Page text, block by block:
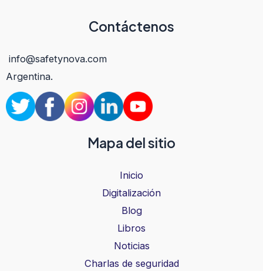
Contáctenos
info@safetynova.com
Argentina.
Mapa del sitio
Inicio
Digitalización
Blog
Libros
Noticias
Charlas de seguridad